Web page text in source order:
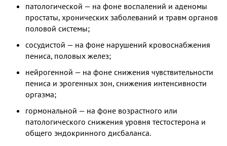
патологической — на фоне воспалений и аденомы
простаты, хронических заболеваний и травм органов
половой системы;
сосудистой — на фоне нарушений кровоснабжения
пениса, половых желез;
нейрогенной — на фоне снижения чувствительности
пениса и эрогенных зон, снижения интенсивности
оргазма;
гормональной — на фоне возрастного или
патологического снижения уровня тестостерона и
общего эндокринного дисбаланса.